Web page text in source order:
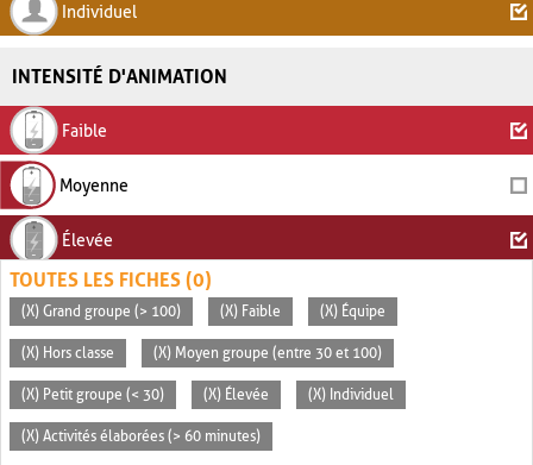
Individuel
INTENSITÉ D'ANIMATION
Faible
Moyenne
Élevée
TOUTES LES FICHES (0)
(X) Grand groupe (> 100) (X) Faible (X) Équipe
(X) Hors classe (X) Moyen groupe (entre 30 et 100)
(X) Petit groupe (< 30) (X) Élevée (X) Individuel
(X) Activités élaborées (> 60 minutes)